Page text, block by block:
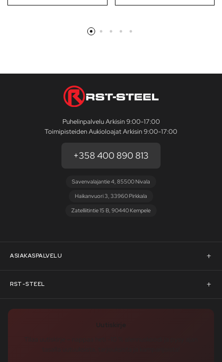
Puhelinpalvelu Arkisin 9:00-17:00
Toimipisteiden Aukioloajat Arkisin 9:00-17:00
+358 400 890 813
Savenvalajantie 4, 85500 Nivala
Haikanvuori 3, 33960 Pirkkala
Zatelliitintie 15 B, 90440 Kempele
ASIAKASPALVELU
Asiakaspalvelu
Pyydä tarjous
RST-STEEL
RST-Steelin tarina
Uutiskirje